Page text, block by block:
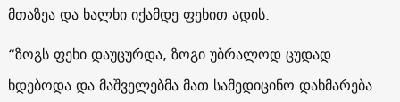
მთაზეა და ხალხი იქამდე ფეხით ადის.
“ზოგს ფეხი დაუცურდა, ზოგი უბრალოდ ცუდად
ხდებოდა და მაშველებმა მათ სამედიცინო დახმარება